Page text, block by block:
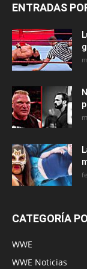
ENTRADAS
CATEGORÍA
WWE
WWE Noticias